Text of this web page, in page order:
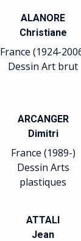
ALANORE
Christiane
France (1924-
Dessin Art brut
ARCANGER
Dimitri
France (1989-)
Dessin Arts
plastiques
ATTALI
Jean